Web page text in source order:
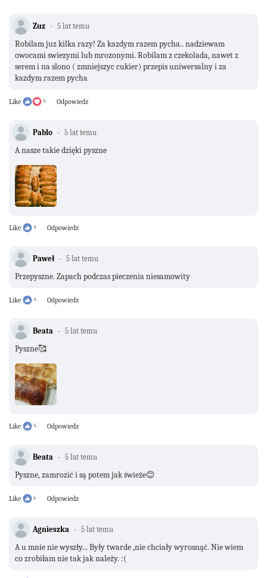
Zuz 5 lat temu
Robilam juz kilka razy! Za kazdym razem pycha.. nadziewam
owocami swiezymi lub mrozonymi. Robilam z czekolada, nawet z
serem i na slono ( zmniejszyc cukier) przepis uniwersalny i za
kazdym razem pycha
Like 4 Odpowiedz
Pablo 5 lat temu
A nasze takie dzięki pyszne
Like 4 Odpowiedz
Paweł 5 lat temu
Przepyszne. Zapach podczas pieczenia niesamowity
Like 4 Odpowiedz
Beata 5 lat temu
Pyszne🥰
Like 4 Odpowiedz
Beata 5 lat temu
Pyszne, zamrozić i są potem jak świeże😊
Like 6 Odpowiedz
Agnieszka 5 lat temu
A u mnie nie wyszły... Były twarde ,nie chciały wyrosnąć. Nie wiem
co zrobiłam nie tak jak należy. :(